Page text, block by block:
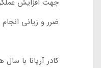
جهت افزایش
ضرر و زیانی
کادر آریانا با سال